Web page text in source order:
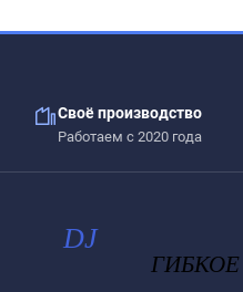
Своё производство
Работаем с 2020 года